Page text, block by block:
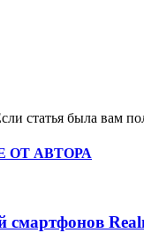
статья была вам
ОТ АВТОРА
смартфонов